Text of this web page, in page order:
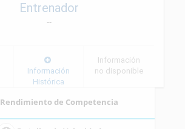
Entrenador
--
Información
Histórica
Información
no disponible
Rendimiento de Competencia